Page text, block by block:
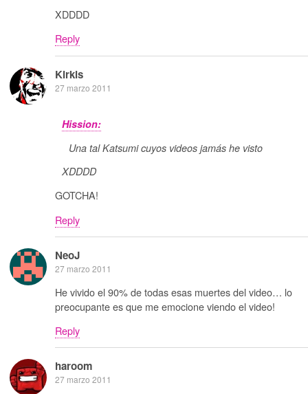
XDDDD
Reply
Kirkis
27 marzo 2011
Hission:
Una tal Katsumi cuyos videos jamás he visto
XDDDD
GOTCHA!
Reply
NeoJ
27 marzo 2011
He vivido el 90% de todas esas muertes del video… lo
preocupante es que me emocione viendo el video!
Reply
haroom
27 marzo 2011